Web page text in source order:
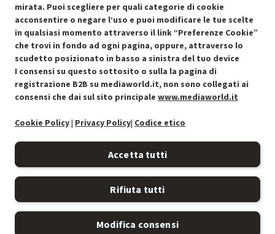
Condizioni generali di vendita Recedere dal contratto qui
mirata. Puoi scegliere per quali categorie di cookie
acconsentire o negare l’uso e puoi modificare le tue scelte
in qualsiasi momento attraverso il link “Preferenze Cookie”
che trovi in fondo ad ogni pagina, oppure, attraverso lo
scudetto posizionato in basso a sinistra del tuo device
I consensi su questo sottosito o sulla la pagina di
registrazione B2B su mediaworld.it, non sono collegati ai
consensi che dai sul sito principale www.mediaworld.it
Cookie Policy| Privacy Policy| Codice etico
Accetta tutti
Rifiuta tutti
Modifica consensi